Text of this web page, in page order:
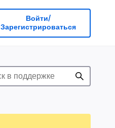
Войти/
Зарегистрироваться